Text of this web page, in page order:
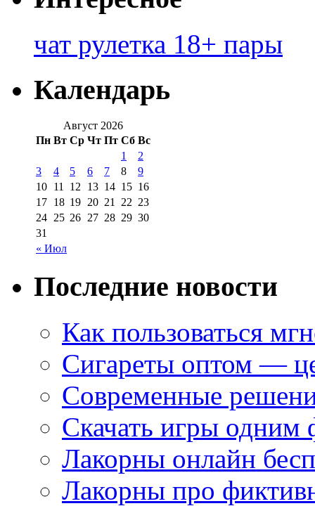
чат рулетка 18+ пары
Календарь
Август 2026
Пн Вт Ср Чт Пт Сб Вс
« Июл
1
2
3
4 5 6 7 8
9
10 11 12 13 14 15 16
17 18 19 20 21 22 23
24 25 26 27 28 29 30
31
Последние новости
Как пользоваться
Сигареты оптом —
Современные
Скачать игры одним
Лакорны онлайн
Лакорны про